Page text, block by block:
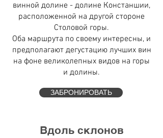
винной долине - долине Констаншии,
расположенной на другой стороне
Столовой горы.
Оба маршрута по своему интересны, и
предполагают дегустацию лучших вин
на фоне великолепных видов на горы
и долины.
ЗАБРОНИРОВАТЬ
Вдоль склонов